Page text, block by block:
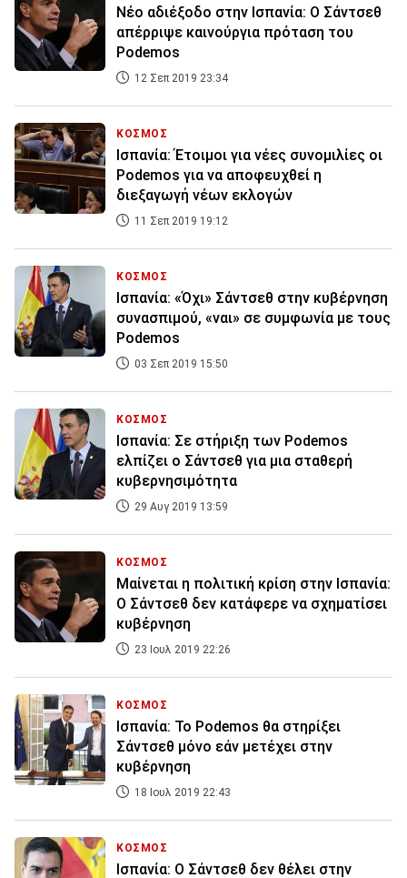
Νέο αδιέξοδο στην Ισπανία: Ο Σάντσεθ
απέρριψε καινούργια πρόταση του
Podemos
12 Σεπ 2019 23:34
ΚΟΣΜΟΣ
Ισπανία: Έτοιμοι για νέες συνομιλίες οι
Podemos για να αποφευχθεί η
διεξαγωγή νέων εκλογών
11 Σεπ 2019 19:12
ΚΟΣΜΟΣ
Ισπανία: «Όχι» Σάντσεθ στην κυβέρνηση
συνασπιμού, «ναι» σε συμφωνία με τους
Podemos
03 Σεπ 2019 15:50
ΚΟΣΜΟΣ
Ισπανία: Σε στήριξη των Podemos
ελπίζει ο Σάντσεθ για μια σταθερή
κυβερνησιμότητα
29 Αυγ 2019 13:59
ΚΟΣΜΟΣ
Μαίνεται η πολιτική κρίση στην Ισπανία:
Ο Σάντσεθ δεν κατάφερε να σχηματίσει
κυβέρνηση
23 Ιουλ 2019 22:26
ΚΟΣΜΟΣ
Ισπανία: Το Podemos θα στηρίξει
Σάντσεθ μόνο εάν μετέχει στην
κυβέρνηση
18 Ιουλ 2019 22:43
ΚΟΣΜΟΣ
Ισπανία: Ο Σάντσεθ δεν θέλει στην